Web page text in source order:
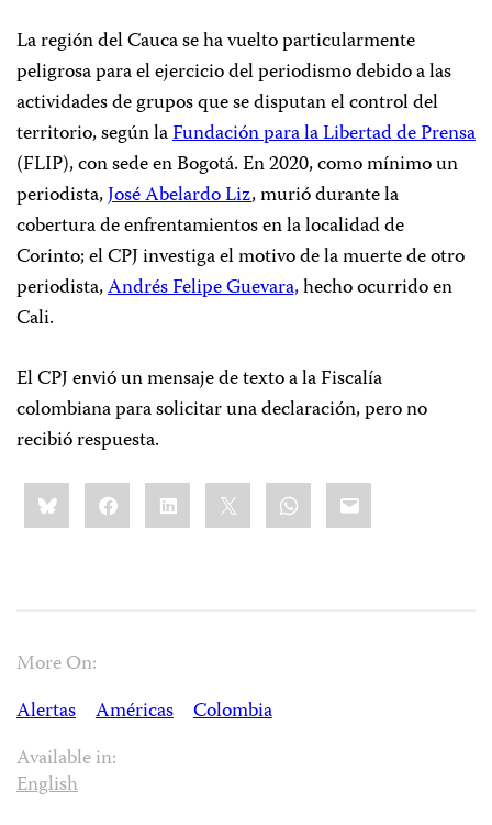
La región del Cauca se ha vuelto particularmente
peligrosa para el ejercicio del periodismo debido a las
actividades de grupos que se disputan el control del
territorio, según laFundación para la Libertad de Prensa
(FLIP), con sede en Bogotá. En 2020, como mínimo un
periodista,José Abelardo Liz, murió durante la
cobertura de enfrentamientos en la localidad de
Corinto; el CPJ investiga el motivo de la muerte de otro
periodista,Andrés Felipe Guevara,hecho ocurrido en
Cali.
El CPJ envió un mensaje de texto a la Fiscalía
colombiana para solicitar una declaración, pero no
recibió respuesta.
Share
this:BlueskyFacebookLinkedIn WhatsApp
Email
More On:
Alertas
Américas
Colombia
Available in:
English